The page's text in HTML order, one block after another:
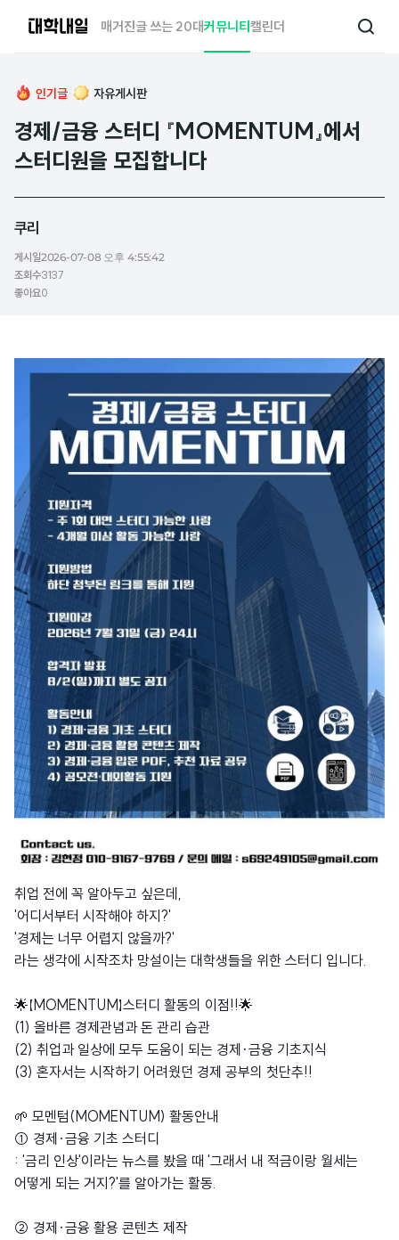
매거진글 쓰는 20대커뮤니티캘린더
검
인기글 자유게시판
경제/금융 스터디 『MOMENTUM』에서
스터디원을 모집합니다
쿠리
게시일2026-07-08 오후 4:55:42
조회수3137
좋아요0
취업 전에 꼭 알아두고 싶은데,
'어디서부터 시작해야 하지?'
'경제는 너무 어렵지 않을까?'
라는 생각에 시작조차 망설이는 대학생들을 위한 스터디 입니다.
🌟【MOMENTUM】스터디 활동의 이점!!🌟
(1) 올바른 경제관념과 돈 관리 습관
(2) 취업과 일상에 모두 도움이 되는 경제·금융 기초지식
(3) 혼자서는 시작하기 어려웠던 경제 공부의 첫단추!!
🌱 모멘텀(MOMENTUM) 활동안내
① 경제·금융 기초 스터디
: '금리 인상'이라는 뉴스를 봤을 때 '그래서 내 적금이랑 월세는
어떻게 되는 거지?'를 알아가는 활동.
② 경제·금융 활용 콘텐츠 제작